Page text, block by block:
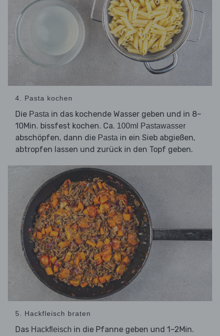
4. Pasta kochen
Die Pasta in das kochende Wasser geben und in 8–
10Min. bissfest kochen. Ca. 100ml Pastawasser
abschöpfen, dann die Pasta in ein Sieb abgießen,
abtropfen lassen und zurück in den Topf geben.
5. Hackfleisch braten
Das Hackfleisch in die Pfanne geben und 1–2Min.